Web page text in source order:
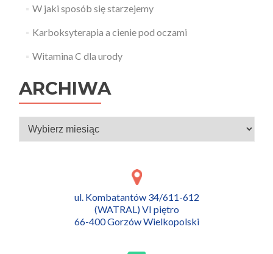
W jaki sposób się starzejemy
Karboksyterapia a cienie pod oczami
Witamina C dla urody
ARCHIWA
Archiwa
ul. Kombatantów 34/611-612
(WATRAL) VI piętro
66-400 Gorzów Wielkopolski